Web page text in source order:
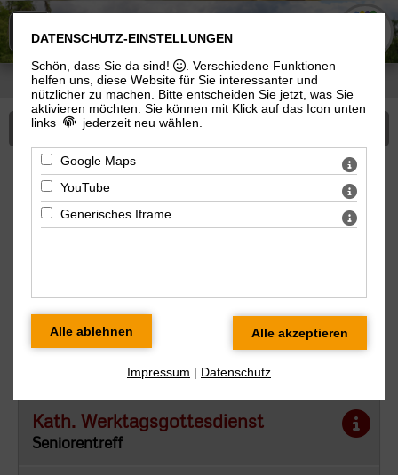
KIRCHEnIN MEININGEN
Sie sind hier:Kirchen in Meiningen> Angebote > Alle Veranstaltungen
Mehr zu Angebote
Veranstaltungen am 15.01.2026
« zurück zur Übersicht
Do 15.01.2026 09 Uhr
Suhl
Kath. Werktagsgottesdienst
Seniorentreff
DATENSCHUTZ-EINSTELLUNGEN
Schön, dass Sie da sind!
. Verschiedene Funktionen
helfen uns, diese Website für Sie interessanter und
nützlicher zu machen.
Bitte entscheiden Sie jetzt, was Sie
aktivieren möchten. Sie können mit Klick auf das Icon unten
links
jederzeit neu wählen.
Google Maps
YouTube
Generisches Iframe
Impressum | Datenschutz